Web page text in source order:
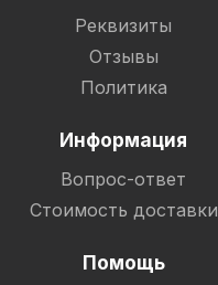
Реквизиты
Отзывы
Политика
Информация
Вопрос-ответ
Стоимость доставки
Помощь